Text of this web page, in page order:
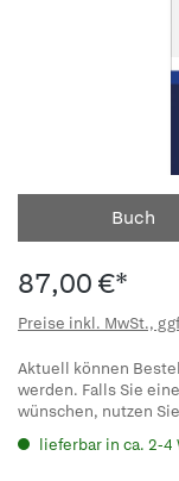
Buch
87,00 €*
Preise inkl. MwSt.,
Aktuell können
werden. Falls Sie
wünschen, nutzen
lieferbar in ca. 2-4